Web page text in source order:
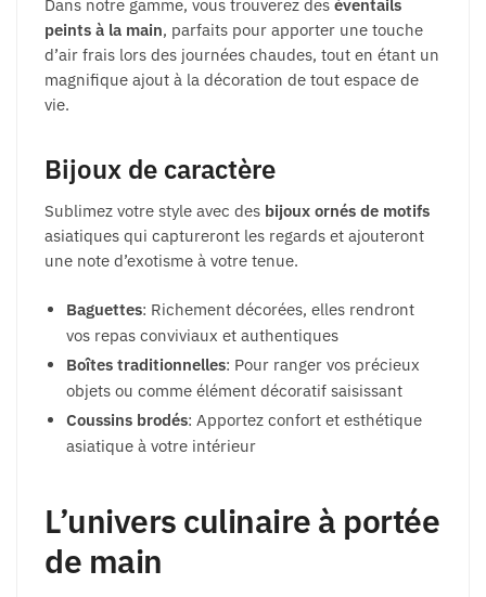
Dans notre gamme, vous trouverez des éventails
peints à la main, parfaits pour apporter une touche
d’air frais lors des journées chaudes, tout en étant un
magnifique ajout à la décoration de tout espace de
vie.
Bijoux de caractère
Sublimez votre style avec des bijoux ornés de motifs
asiatiques qui captureront les regards et ajouteront
une note d’exotisme à votre tenue.
Baguettes: Richement décorées, elles rendront
vos repas conviviaux et authentiques
Boîtes traditionnelles: Pour ranger vos précieux
objets ou comme élément décoratif saisissant
Coussins brodés: Apportez confort et esthétique
asiatique à votre intérieur
L’univers culinaire à portée
de main